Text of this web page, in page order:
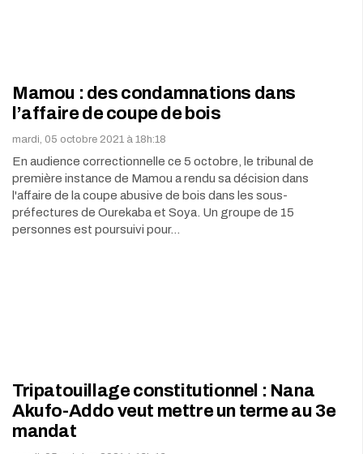
Mamou : des condamnations dans
l’affaire de coupe de bois
mardi, 05 octobre 2021 à 18h:18
En audience correctionnelle ce 5 octobre, le tribunal de
première instance de Mamou a rendu sa décision dans
l'affaire de la coupe abusive de bois dans les sous-
préfectures de Ourekaba et Soya. Un groupe de 15
personnes est poursuivi pour…
Tripatouillage constitutionnel : Nana
Akufo-Addo veut mettre un terme au 3e
mandat